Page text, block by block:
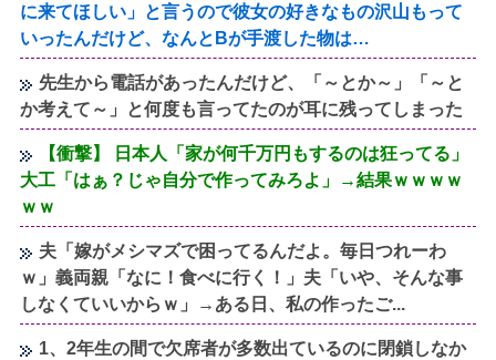
に来てほしい」と言うので彼女の好きなもの沢山もって
いったんだけど、なんとBが手渡した物は…
先生から電話があったんだけど、「～とか～」「～と
か考えて～」と何度も言ってたのが耳に残ってしまった
【衝撃】 日本人「家が何千万円もするのは狂ってる」
大工「はぁ？じゃ自分で作ってみろよ」→結果ｗｗｗｗ
ｗｗ
夫「嫁がメシマズで困ってるんだよ。毎日つれーわ
ｗ」義両親「なに！食べに行く！」夫「いや、そんな事
しなくていいからｗ」→ある日、私の作ったご...
1、2年生の間で欠席者が多数出ているのに閉鎖しなか